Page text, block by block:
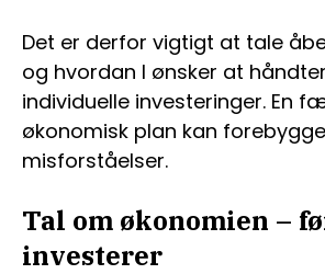
Det er derfor vigtigt at tale
og hvordan I ønsker at
individuelle investeringer. En
økonomisk plan kan
misforståelser.
Tal om økonomien –
investerer